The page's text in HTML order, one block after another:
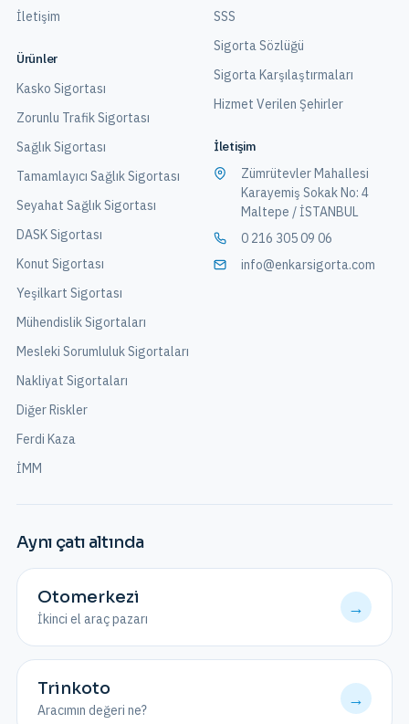
İletişim
Ürünler
Kasko Sigortası
Zorunlu Trafik Sigortası
Sağlık Sigortası
Tamamlayıcı Sağlık Sigortası
Seyahat Sağlık Sigortası
DASK Sigortası
Konut Sigortası
Yeşilkart Sigortası
Mühendislik Sigortaları
Mesleki Sorumluluk Sigortaları
Nakliyat Sigortaları
Diğer Riskler
Ferdi Kaza
İMM
SSS
Sigorta Sözlüğü
Sigorta Karşılaştırmaları
Hizmet Verilen Şehirler
İletişim
Zümrütevler Mahallesi
Karayemiş Sokak No: 4
Maltepe / İSTANBUL
0 216 305 09 06
info@enkarsigorta.com
Aynı çatı altında
Otomerkezi
İkinci el araç pazarı
→
Trinkoto
Aracımın değeri ne?
→